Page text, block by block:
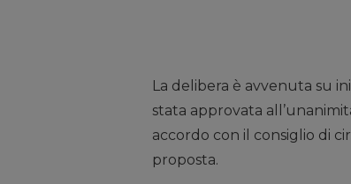
La delibera è avvenuta su
stata approvata
accordo con il consiglio di
proposta.